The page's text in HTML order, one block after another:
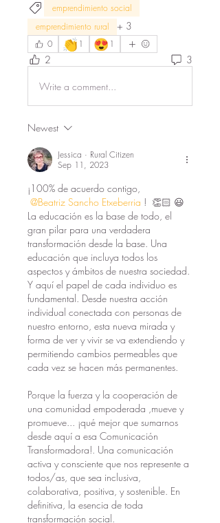
emprendimiento social
emprendimiento rural
+ 3
0 👏 1 😍 1
2 3
Write a comment...
Newest
Jessica · Rural Citizen
Sep 11, 2023
¡100% de acuerdo contigo,
@Beatriz Sancho Etxeberria !  👏🏻 😃
La educación es la base de todo, el
gran pilar para una verdadera
transformación desde la base. Una
educación que incluya todos los
aspectos y ámbitos de nuestra sociedad.
Y aquí el papel de cada individuo es
fundamental. Desde nuestra acción
individual conectada con personas de
nuestro entorno, esta nueva mirada y
forma de ver y vivir se va extendiendo y
permitiendo cambios permeables que
cada vez se hacen más permanentes.
Porque la fuerza y la cooperación de
una comunidad empoderada ,mueve y
promueve... ¡qué mejor que sumarnos
desde aquí a esa Comunicación
Transformadora!. Una comunicación
activa y consciente que nos represente a
todos/as, que sea inclusiva,
colaborativa, positiva, y sostenible. En
definitiva, la esencia de toda
transformación social.